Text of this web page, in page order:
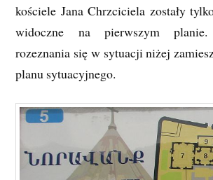
kościele Jana Chrzciciela zostały
widoczne na pierwszym
rozeznania się w sytuacji niżej
planu sytuacyjnego.